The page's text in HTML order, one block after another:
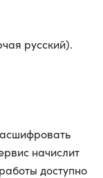
русский).
начислит
доступно